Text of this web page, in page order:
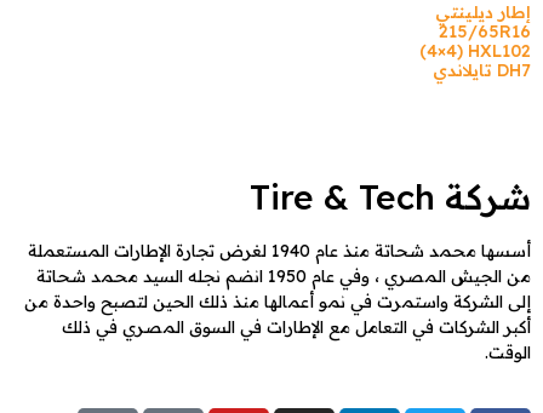
إطار ديلينتي
215/65R16
(4×4) HXL102
DH7 تايلاندي
شركة Tire & Tech
أسسها محمد شحاتة منذ عام 1940 لغرض تجارة الإطارات المستعملة
من الجيش المصري ، وفي عام 1950 انضم نجله السيد محمد شحاتة
إلى الشركة واستمرت في نمو أعمالها منذ ذلك الحين لتصبح واحدة من
أكبر الشركات في التعامل مع الإطارات في السوق المصري في ذلك
الوقت.